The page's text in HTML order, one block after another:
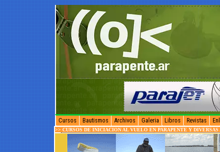
Cursos Bautismos Archivos Galeria Libros Revistas
>> CURSOS DE INICIACION AL VUELO EN PARAPENTE Y DIVERSAS